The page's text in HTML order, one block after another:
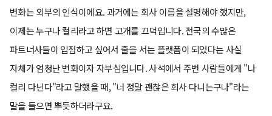
변화는 외부의 인식이에요. 과거에는 회사 이름을 설명해야 했지만,
이제는 누구나 컬리라고 하면 고개를 끄덕입니다. 전국의 수많은
파트너사들이 입점하고 싶어서 줄을 서는 플랫폼이 되었다는 사실
자체가 엄청난 변화이자 자부심입니다. 사석에서 주변 사람들에게 "나
컬리 다닌다"라고 말했을 때, "너 정말 괜찮은 회사 다니는구나"라는
말을 들으면 뿌듯하더라구요.